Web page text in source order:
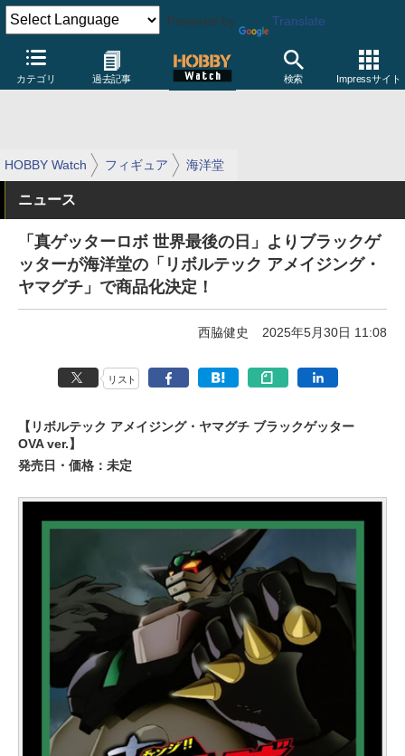
Powered by Translate
カテゴリ 過去記事 検索 Impressサイト
HOBBY Watch フィギュア 海洋堂
ニュース
「真ゲッターロボ 世界最後の日」よりブラックゲ
ッターが海洋堂の「リボルテック アメイジング・
ヤマグチ」で商品化決定！
西脇健史 2025年5月30日 11:08
リスト
【リボルテック アメイジング・ヤマグチ ブラックゲッター
OVA ver.】
発売日・価格：未定